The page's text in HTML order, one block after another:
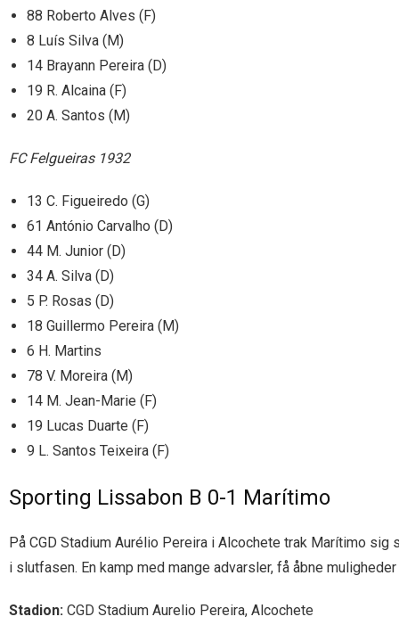
88 Roberto Alves (F)
8 Luís Silva (M)
14 Brayann Pereira (D)
19 R. Alcaina (F)
20 A. Santos (M)
FC Felgueiras 1932
13 C. Figueiredo (G)
61 António Carvalho (D)
44 M. Junior (D)
34 A. Silva (D)
5 P. Rosas (D)
18 Guillermo Pereira (M)
6 H. Martins
78 V. Moreira (M)
14 M. Jean-Marie (F)
19 Lucas Duarte (F)
9 L. Santos Teixeira (F)
Sporting Lissabon B 0-1 Marítimo
På CGD Stadium Aurélio Pereira i Alcochete trak Marítimo
i slutfasen. En kamp med mange advarsler, få åbne
Stadion: CGD Stadium Aurelio Pereira, Alcochete